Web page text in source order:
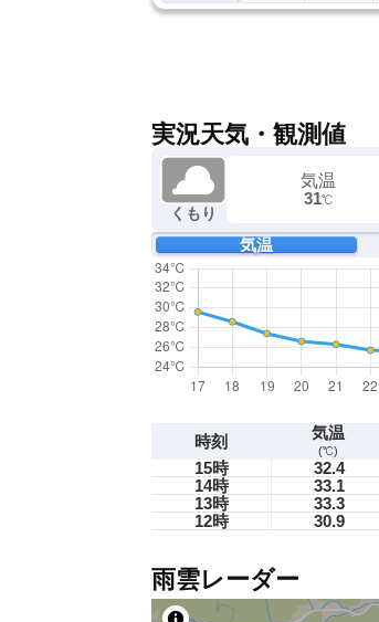
実況天気・観測値
くもり
気温
31℃
気温
時刻 気温
(℃)
15時 32.4
14時
33.1
13時
33.3
12時
30.9
雨雲レーダー